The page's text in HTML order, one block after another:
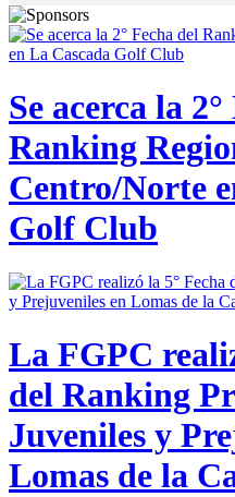
Se acerca la
Ranking
Centro/Norte
Golf Club
La FGPC
del Ranking
Juveniles y
Lomas de la